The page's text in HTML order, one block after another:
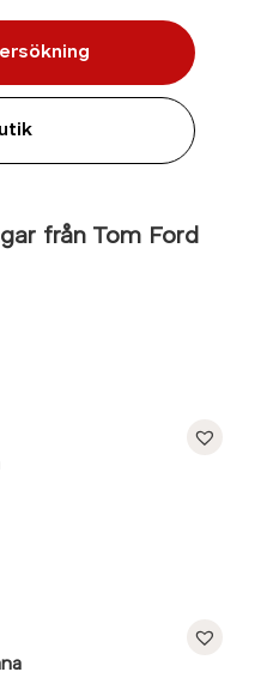
från Tom Ford